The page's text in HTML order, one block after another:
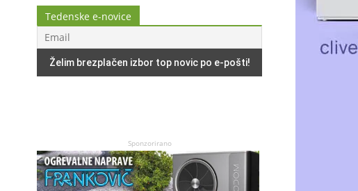
Tedenske e-novice
Sponzorirano